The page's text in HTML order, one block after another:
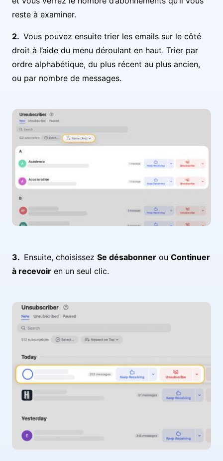
reste à examiner.
Vous pouvez ensuite trier les emails sur le côté
droit à l’aide du menu déroulant en haut. Trier par
ordre alphabétique, du plus récent au plus ancien,
ou par nombre de messages.
Ensuite, choisissez Se désabonner ou Continuer
à recevoir en un seul clic.